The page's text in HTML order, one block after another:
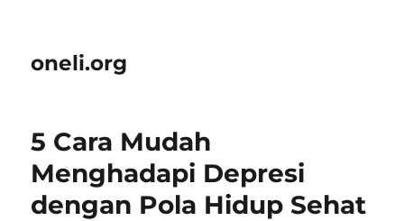
oneli.org
5 Cara Mudah
Menghadapi Depresi
dengan Pola Hidup Sehat